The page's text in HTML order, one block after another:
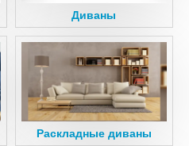
Диваны
Раскладные диваны